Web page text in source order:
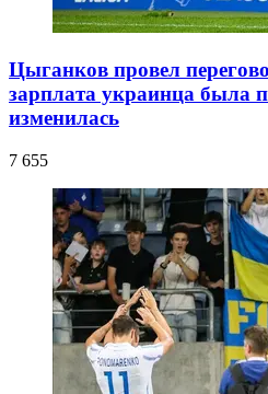
Цыганков провел
зарплата украинца была
изменилась
7 655